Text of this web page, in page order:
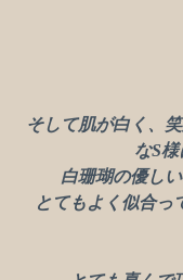
そして肌が白く、
なS様
白珊瑚の優し
とてもよく似合っ